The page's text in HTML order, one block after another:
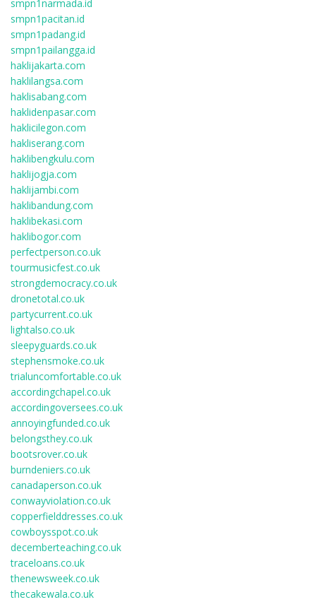
smpn1narmada.id
smpn1pacitan.id
smpn1padang.id
smpn1pailangga.id
haklijakarta.com
haklilangsa.com
haklisabang.com
haklidenpasar.com
haklicilegon.com
hakliserang.com
haklibengkulu.com
haklijogja.com
haklijambi.com
haklibandung.com
haklibekasi.com
haklibogor.com
perfectperson.co.uk
tourmusicfest.co.uk
strongdemocracy.co.uk
dronetotal.co.uk
partycurrent.co.uk
lightalso.co.uk
sleepyguards.co.uk
stephensmoke.co.uk
trialuncomfortable.co.uk
accordingchapel.co.uk
accordingoversees.co.uk
annoyingfunded.co.uk
belongsthey.co.uk
bootsrover.co.uk
burndeniers.co.uk
canadaperson.co.uk
conwayviolation.co.uk
copperfielddresses.co.uk
cowboysspot.co.uk
decemberteaching.co.uk
traceloans.co.uk
thenewsweek.co.uk
thecakewala.co.uk